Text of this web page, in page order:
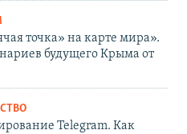
точка» на карте мира».
будущего Крыма от
Telegram. Как